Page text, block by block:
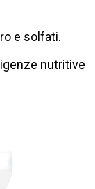
e solfati.
nutritive